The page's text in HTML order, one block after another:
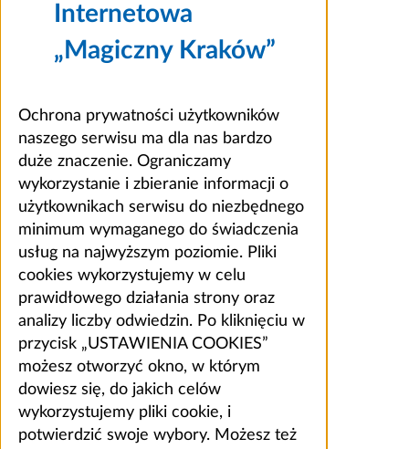
Internetowa
„Magiczny Kraków”
Ochrona prywatności użytkowników
naszego serwisu ma dla nas bardzo
duże znaczenie. Ograniczamy
wykorzystanie i zbieranie informacji o
użytkownikach serwisu do niezbędnego
minimum wymaganego do świadczenia
usług na najwyższym poziomie. Pliki
cookies wykorzystujemy w celu
prawidłowego działania strony oraz
analizy liczby odwiedzin. Po kliknięciu w
przycisk „USTAWIENIA COOKIES”
możesz otworzyć okno, w którym
dowiesz się, do jakich celów
wykorzystujemy pliki cookie, i
potwierdzić swoje wybory. Możesz też